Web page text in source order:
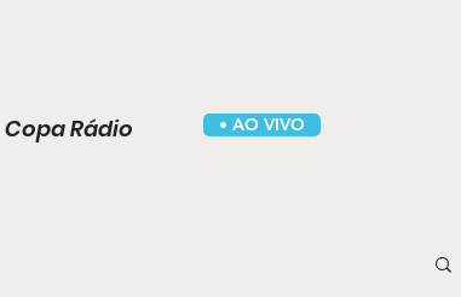
Copa Rádio • AO VIVO